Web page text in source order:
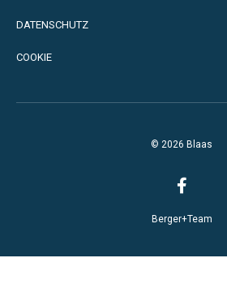
DATENSCHUTZ
COOKIE
© 2026 Blaas
Berger+Team